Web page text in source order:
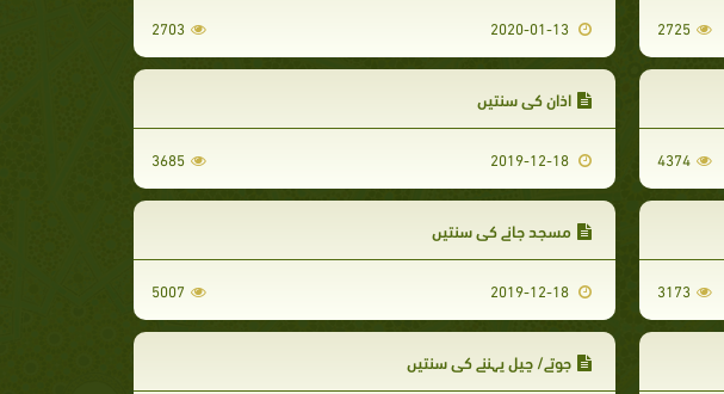
2725
2020-01-13
2703
4374
اذان کی سنتیں
2019-12-18
3685
3173
مسجد جانے کی سنتیں
2019-12-18
5007
جوتے/ چپل پہننے کی سنتیں